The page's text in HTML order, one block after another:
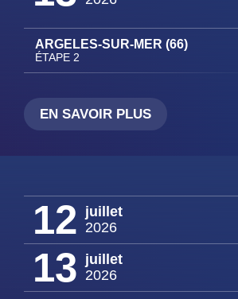
ARGELES-SUR-MER (66)
ÉTAPE 2
EN SAVOIR PLUS
12 juillet
2026
13 juillet
2026